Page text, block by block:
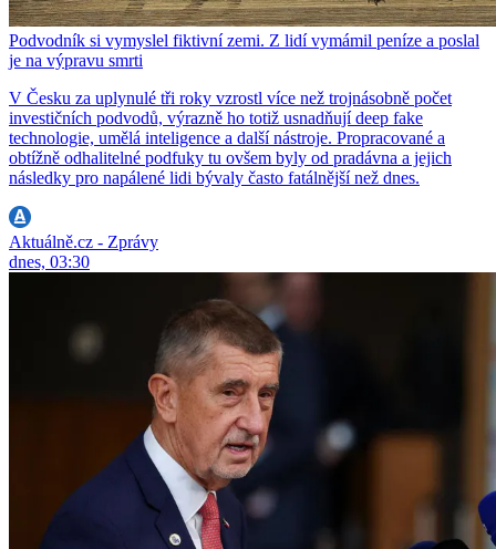
Podvodník si vymyslel fiktivní zemi. Z lidí vymámil peníze a poslal
je na výpravu smrti
V Česku za uplynulé tři roky vzrostl více než trojnásobně počet
investičních podvodů, výrazně ho totiž usnadňují deep fake
technologie, umělá inteligence a další nástroje. Propracované a
obtížně odhalitelné podfuky tu ovšem byly od pradávna a jejich
následky pro napálené lidi bývaly často fatálnější než dnes.
Aktuálně.cz - Zprávy
dnes, 03:30